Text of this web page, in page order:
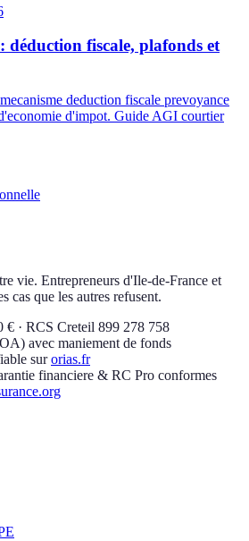
déduction fiscale, plafonds et
deduction fiscale prevoyance
d'impot. Guide AGI courtier
vie. Entrepreneurs d'Ile-de-France et
cas que les autres refusent.
€ · RCS Creteil 899 278 758
avec maniement de fonds
sur orias.fr
financiere & RC Pro conformes